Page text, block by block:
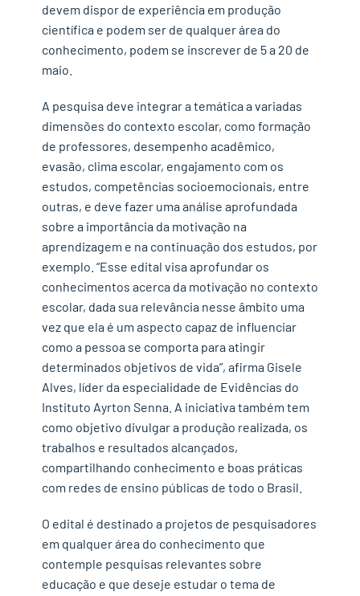
devem dispor de experiência em produção
científica e podem ser de qualquer área do
conhecimento, podem se inscrever de 5 a 20 de
maio.
A pesquisa deve integrar a temática a variadas
dimensões do contexto escolar, como formação
de professores, desempenho acadêmico,
evasão, clima escolar, engajamento com os
estudos, competências socioemocionais, entre
outras, e deve fazer uma análise aprofundada
sobre a importância da motivação na
aprendizagem e na continuação dos estudos, por
exemplo. “Esse edital visa aprofundar os
conhecimentos acerca da motivação no contexto
escolar, dada sua relevância nesse âmbito uma
vez que ela é um aspecto capaz de influenciar
como a pessoa se comporta para atingir
determinados objetivos de vida”, afirma Gisele
Alves, líder da especialidade de Evidências do
Instituto Ayrton Senna. A iniciativa também tem
como objetivo divulgar a produção realizada, os
trabalhos e resultados alcançados,
compartilhando conhecimento e boas práticas
com redes de ensino públicas de todo o Brasil.
O edital é destinado a projetos de pesquisadores
em qualquer área do conhecimento que
contemple pesquisas relevantes sobre
educação e que deseje estudar o tema de